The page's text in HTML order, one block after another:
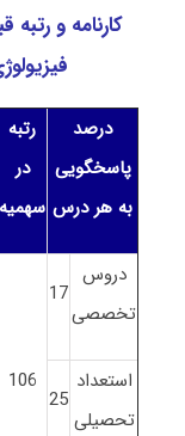
کارنامه و
درصد
پاسخگویی
به هر درس
رتبه
در
سهمیه
دروس
تخصصی
17
106
استعداد
تحصیلی
25